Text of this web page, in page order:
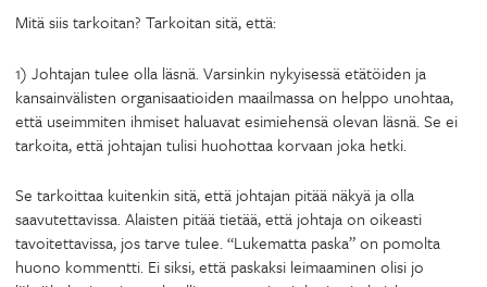
Mitä siis tarkoitan? Tarkoitan sitä, että:
1) Johtajan tulee olla läsnä. Varsinkin nykyisessä etätöiden ja
kansainvälisten organisaatioiden maailmassa on helppo unohtaa,
että useimmiten ihmiset haluavat esimiehensä olevan läsnä. Se ei
tarkoita, että johtajan tulisi huohottaa korvaan joka hetki.
Se tarkoittaa kuitenkin sitä, että johtajan pitää näkyä ja olla
saavutettavissa. Alaisten pitää tietää, että johtaja on oikeasti
tavoitettavissa, jos tarve tulee. “Lukematta paska” on pomolta
huono kommentti. Ei siksi, että paskaksi leimaaminen olisi jo